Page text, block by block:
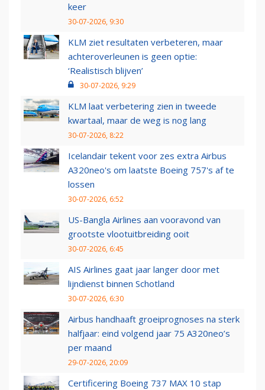
keer
30-07-2026, 9:30
KLM ziet resultaten verbeteren, maar
achteroverleunen is geen optie:
‘Realistisch blijven’
30-07-2026, 9:29
KLM laat verbetering zien in tweede
kwartaal, maar de weg is nog lang
30-07-2026, 8:22
Icelandair tekent voor zes extra Airbus
A320neo's om laatste Boeing 757's af te
lossen
30-07-2026, 6:52
US-Bangla Airlines aan vooravond van
grootste vlootuitbreiding ooit
30-07-2026, 6:45
AIS Airlines gaat jaar langer door met
lijndienst binnen Schotland
30-07-2026, 6:30
Airbus handhaaft groeiprognoses na sterk
halfjaar: eind volgend jaar 75 A320neo’s
per maand
29-07-2026, 20:09
Certificering Boeing 737 MAX 10 stap